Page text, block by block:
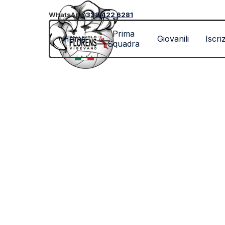
WhatsApp338.422 6281
Home
Prima
Squadra
Giovanili